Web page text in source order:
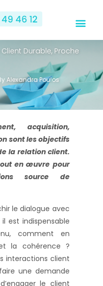
Durable, Proche
Alexandra Poulos
acquisition,
sont les objectifs
la relation client.
en œuvre pour
source de
le dialogue avec
est indispensable
comment en
la cohérence ?
interactions client
une demande
le client